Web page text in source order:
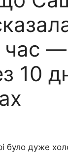
час —
10
було дуже